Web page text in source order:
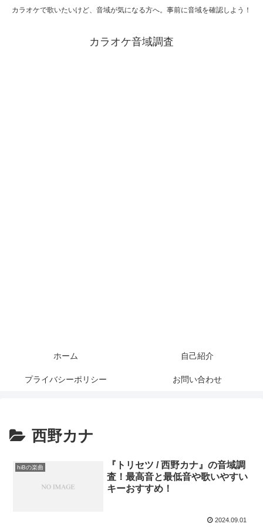
カラオケで歌いたいけど、音域が気になる方へ。事前に音域を確認しよう！
カラオケ音域調査
ホーム 自己紹介
プライバシーポリシー お問い合わせ
西野カナ
hiBの楽曲
『トリセツ / 西野カナ』の音域調
査！最高音と最低音や歌いやすい
キーおすすめ！
2024.09.01